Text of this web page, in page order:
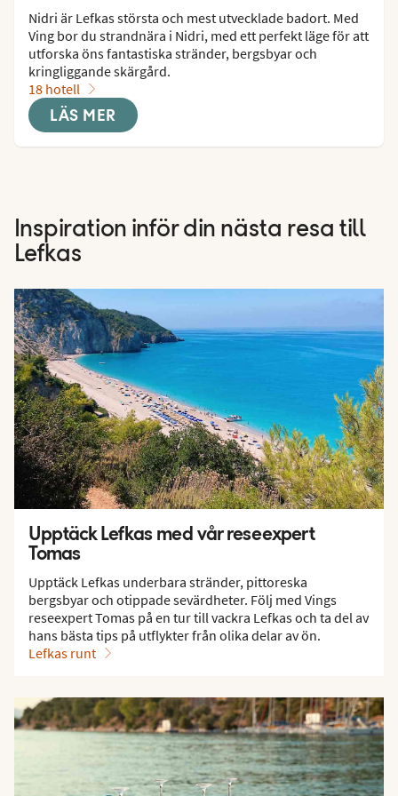
Nidri är Lefkas största och mest utvecklade badort. Med
Ving bor du strandnära i Nidri, med ett perfekt läge för att
utforska öns fantastiska stränder, bergsbyar och
kringliggande skärgård.
18 hotell
LÄS MER
Inspiration inför din nästa resa till
Lefkas
Upptäck Lefkas med vår reseexpert
Tomas
Upptäck Lefkas underbara stränder, pittoreska
bergsbyar och otippade sevärdheter. Följ med Vings
reseexpert Tomas på en tur till vackra Lefkas och ta del av
hans bästa tips på utflykter från olika delar av ön.
Lefkas runt